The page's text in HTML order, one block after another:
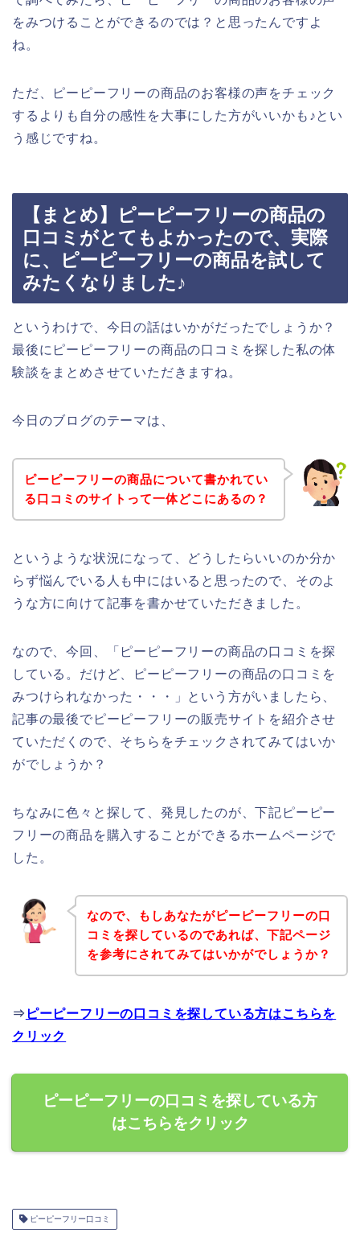
をみつけることができるのでは？と思ったんですよ
ね。
ただ、ピーピーフリーの商品のお客様の声をチェック
するよりも自分の感性を大事にした方がいいかも♪とい
う感じですね。
【まとめ】ピーピーフリーの商品の
口コミがとてもよかったので、実際
に、ピーピーフリーの商品を試して
みたくなりました♪
というわけで、今日の話はいかがだったでしょうか？
最後にピーピーフリーの商品の口コミを探した私の体
験談をまとめさせていただきますね。
今日のブログのテーマは、
ピーピーフリーの商品について書かれてい
る口コミのサイトって一体どこにあるの？
というような状況になって、どうしたらいいのか分か
らず悩んでいる人も中にはいると思ったので、そのよ
うな方に向けて記事を書かせていただきました。
なので、今回、「ピーピーフリーの商品の口コミを探
している。だけど、ピーピーフリーの商品の口コミを
みつけられなかった・・・」という方がいましたら、
記事の最後でピーピーフリーの販売サイトを紹介させ
ていただくので、そちらをチェックされてみてはいか
がでしょうか？
ちなみに色々と探して、発見したのが、下記ピーピー
フリーの商品を購入することができるホームページで
した。
なので、もしあなたがピーピーフリーの口
コミを探しているのであれば、下記ページ
を参考にされてみてはいかがでしょうか？
⇒ ピーピーフリーの口コミを探している方はこちらを
クリック
ピーピーフリーの口コミを探している方
はこちらをクリック
ピーピーフリー口コミ